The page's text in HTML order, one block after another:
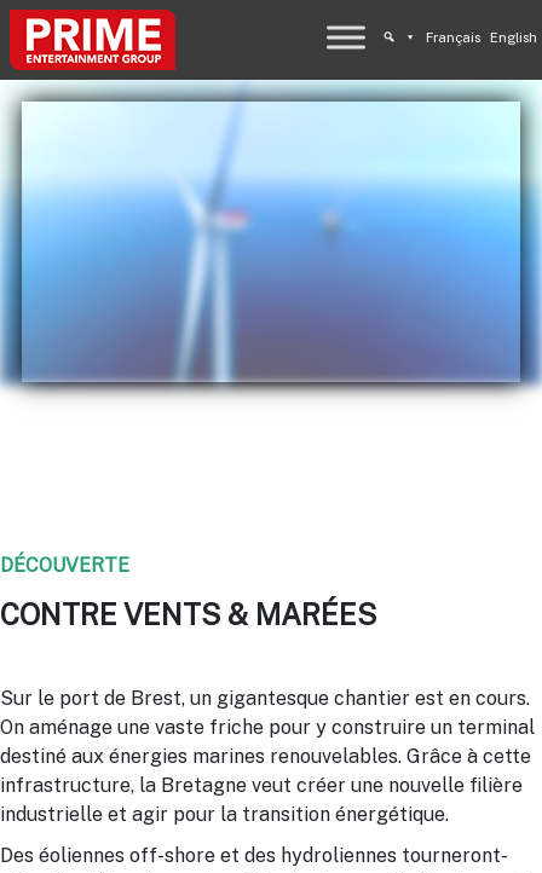
Français English
DÉCOUVERTE
CONTRE VENTS & MARÉES
Sur le port de Brest, un gigantesque chantier est en cours.
On aménage une vaste friche pour y construire un terminal
destiné aux énergies marines renouvelables. Grâce à cette
infrastructure, la Bretagne veut créer une nouvelle filière
industrielle et agir pour la transition énergétique.
Des éoliennes off-shore et des hydroliennes tourneront-